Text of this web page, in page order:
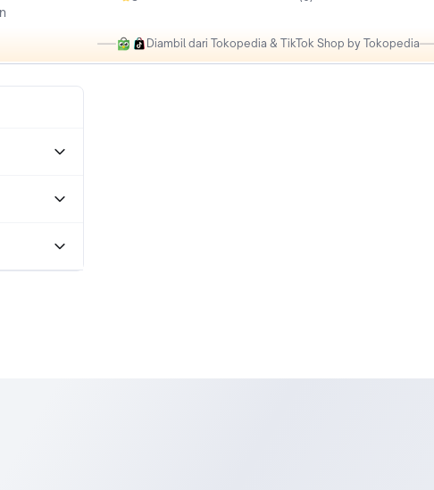
Diambil dari Tokopedia & TikTok Shop by Tokopedia